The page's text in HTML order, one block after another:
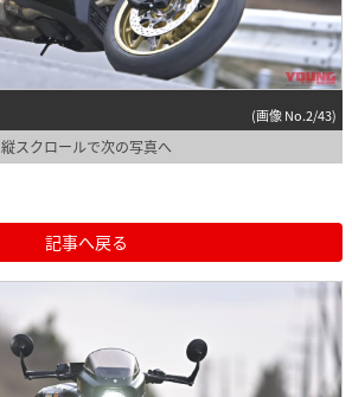
(画像 No.2/43)
縦スクロールで次の写真へ
記事へ戻る